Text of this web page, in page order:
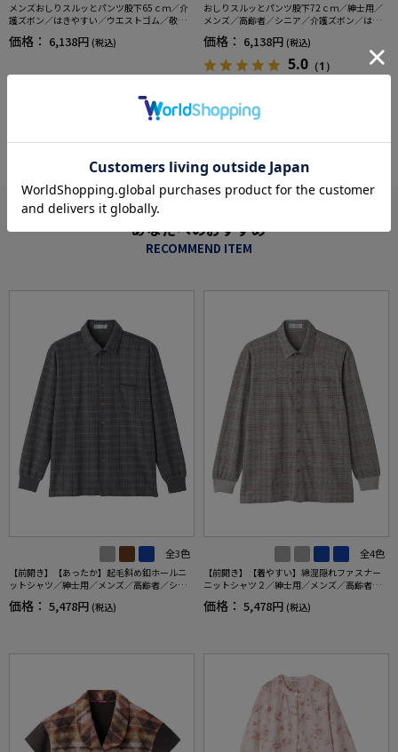
メンズおしりスルッとパンツ股下65ｃｍ／介
護ズボン／はきやすい／ウエストゴム／敬老
の日／ギフト／プレゼント【CF】
価格： 6,138円 (税込)
おしりスルッとパンツ股下72ｃｍ／紳士用／
メンズ／高齢者／シニア／介護ズボン／はき
やすい／ウエストゴム／敬老の日／ギフト／
プレゼント【CF】
価格： 6,138円 (税込)
5.0 （1）
あなたへのおすすめ
RECOMMEND ITEM
全3色
【前開き】【あったか】起毛斜め釦ホールニ
ットシャツ／紳士用／メンズ／高齢者／シニ
ア／秋冬／名前記入欄付／胸ポケット／洗濯
機OK／おしゃれ／お出かけ／ギフト／プレゼ
価格： 5,478円 (税込)
全4色
【前開き】【着やすい】綿混隠れファスナー
ニットシャツ２／紳士用／メンズ／高齢者／
シニア／洗濯機OK／名前記入欄付／胸ポケッ
ト付／ギフト／プレセント／ギフト【CF】
価格： 5,478円 (税込)